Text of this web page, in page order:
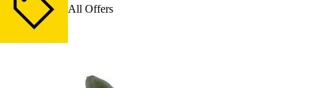
All Offers